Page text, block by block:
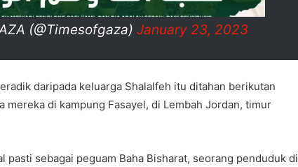
(@Timesofgaza) January 23, 2023
daripada keluarga Shalalfeh itu ditahan berikutan
mereka di kampung Fasayel, di Lembah Jordan, timur
pasti sebagai peguam Baha Bisharat, seorang penduduk di